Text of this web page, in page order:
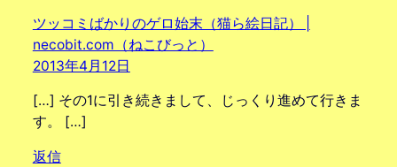
ツッコミばかりのゲロ始末（猫ら絵日記） |
necobit.com（ねこびっと）
2013年4月12日
[…] その1に引き続きまして、じっくり進めて行きま
す。 […]
返信